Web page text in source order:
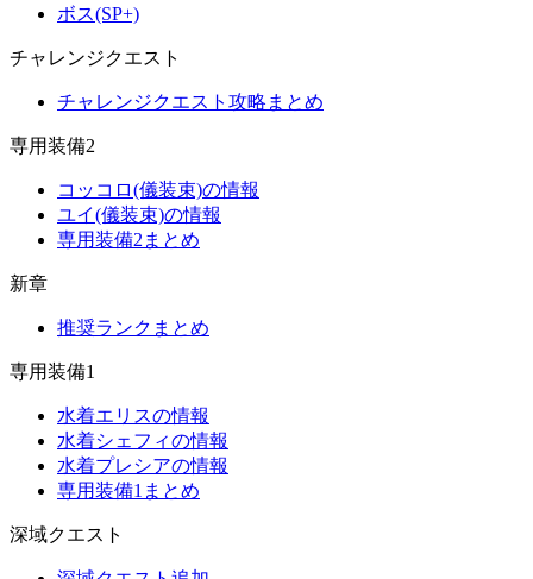
ボス(SP+)
チャレンジクエスト
チャレンジクエスト攻略まとめ
専用装備2
コッコロ(儀装束)の情報
ユイ(儀装束)の情報
専用装備2まとめ
新章
推奨ランクまとめ
専用装備1
水着エリスの情報
水着シェフィの情報
水着プレシアの情報
専用装備1まとめ
深域クエスト